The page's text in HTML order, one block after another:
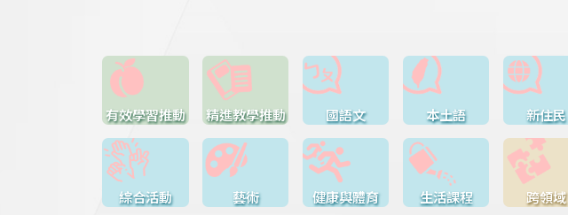
有效學習推動 精進教學推動 國語文 本土語 新住民
綜合活動 藝術 健康與體育 生活課程 跨領域